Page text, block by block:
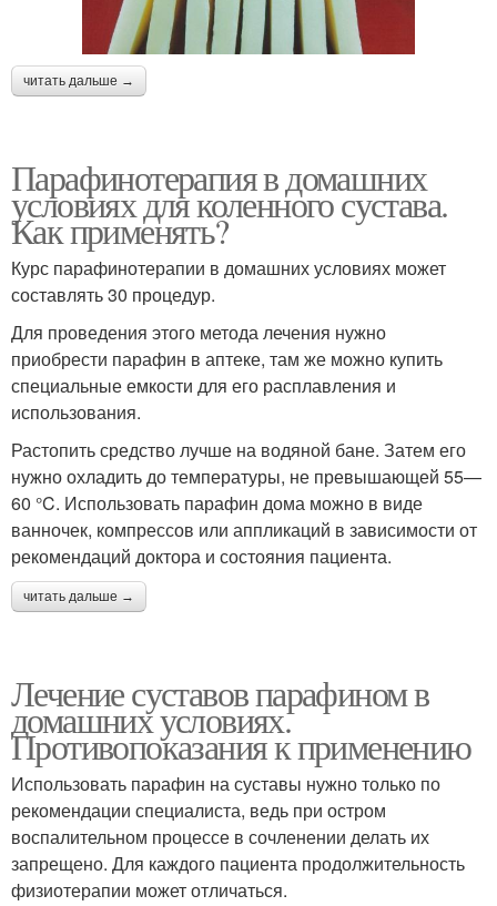
читать дальше →
Парафинотерапия в домашних
условиях для коленного сустава.
Как применять?
Курс парафинотерапии в домашних условиях может
составлять 30 процедур.
Для проведения этого метода лечения нужно
приобрести парафин в аптеке, там же можно купить
специальные емкости для его расплавления и
использования.
Растопить средство лучше на водяной бане. Затем его
нужно охладить до температуры, не превышающей 55—
60 °C. Использовать парафин дома можно в виде
ванночек, компрессов или аппликаций в зависимости от
рекомендаций доктора и состояния пациента.
читать дальше →
Лечение суставов парафином в
домашних условиях.
Противопоказания к применению
Использовать парафин на суставы нужно только по
рекомендации специалиста, ведь при остром
воспалительном процессе в сочленении делать их
запрещено. Для каждого пациента продолжительность
физиотерапии может отличаться.